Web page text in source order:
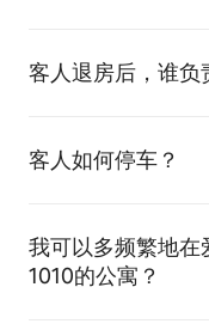
客人退房后，谁负
客人如何停车？
我可以多频繁地
1010的公寓？